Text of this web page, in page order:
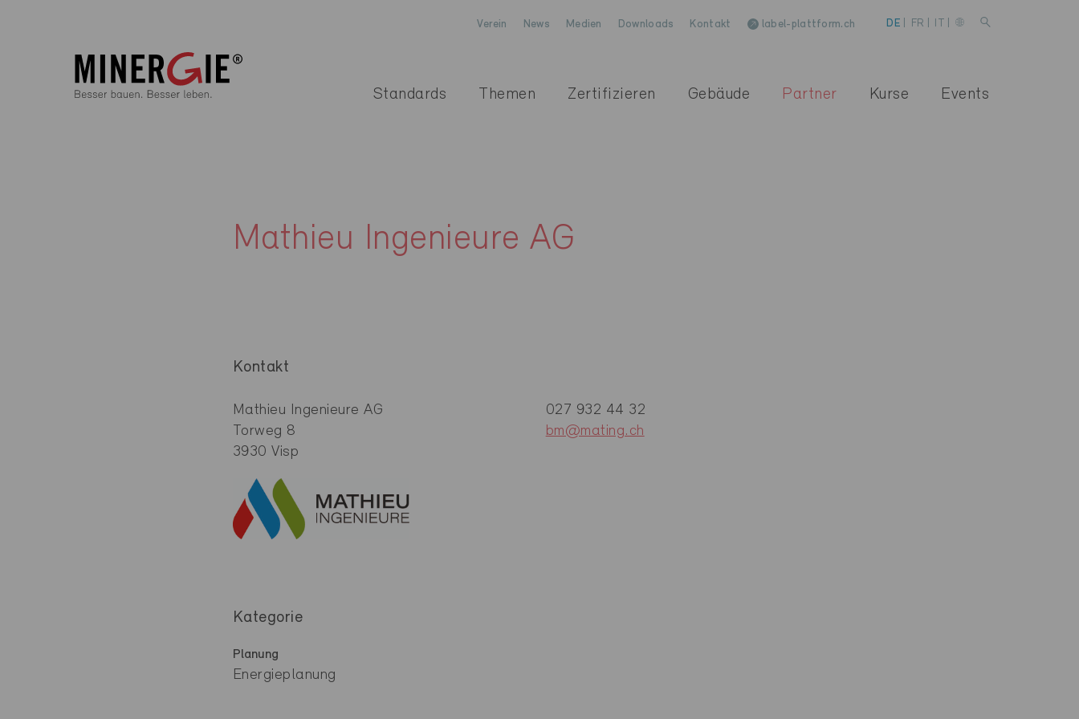
Verein News Medien Downloads Kontakt label-plattform.ch DE FR
Standards Themen Zertifizieren Gebäude Partner Kurse Events
Mathieu Ingenieure AG
Kontakt
Mathieu Ingenieure AG
Torweg 8
3930 Visp
027 932 44 32
bm@mating.ch
Kategorie
Planung
Energieplanung